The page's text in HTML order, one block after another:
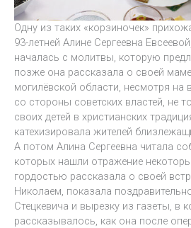
Одну из таких «корзиночек»
93-летней Алине Сергеевна
началась с молитвы, которую
позже она рассказала о своей
могилёвской области, несмотря на
со стороны советских властей, не
своих детей в христианских
катехизировала жителей
А потом Алина Сергеевна читала
которых нашли отражение
гордостью рассказала о своей
Николаем, показала
Стецкевича и вырезку из газеты, в
рассказывалось, как она после